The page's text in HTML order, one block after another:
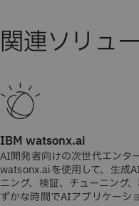
IBM watsonx.ai
AI開発者向けの次世代エンタ
watsonx.aiを使用して、生成
ニング、検証、チューニング
ずかな時間でAIアプリケーシ